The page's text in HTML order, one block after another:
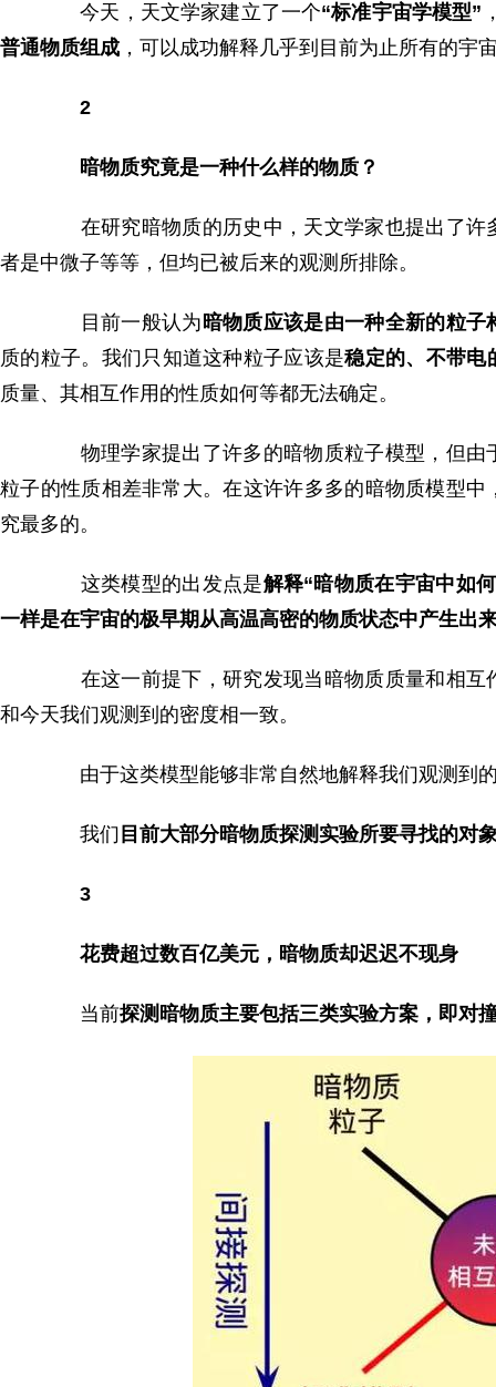
今天，天文学家建立了一个“标准宇宙学模型”
普通物质组成 ，可以成功解释几乎到目前为止所有的宇
2
暗物质究竟是一种什么样的物质？
在研究暗物质的历史中，天文学家也提出了许
者是中微子等等，但均已被后来的观测所排除。
目前一般认为暗物质应该是由一种全新的粒子
质的粒子。我们只知道这种粒子应该是稳定的、不带电
质量、其相互作用的性质如何等都无法确定。
物理学家提出了许多的暗物质粒子模型，但由
粒子的性质相差非常大。在这许许多多的暗物质模型中
究最多的。
这类模型的出发点是解释“暗物质在宇宙中如
一样是在宇宙的极早期从高温高密的物质状态中产生出
在这一前提下，研究发现当暗物质质量和相互
和今天我们观测到的密度相一致。
由于这类模型能够非常自然地解释我们观测到
我们 目前大部分暗物质探测实验所要寻找的对
3
花费超过数百亿美元，暗物质却迟迟不现身
当前探测暗物质主要包括三类实验方案，即对